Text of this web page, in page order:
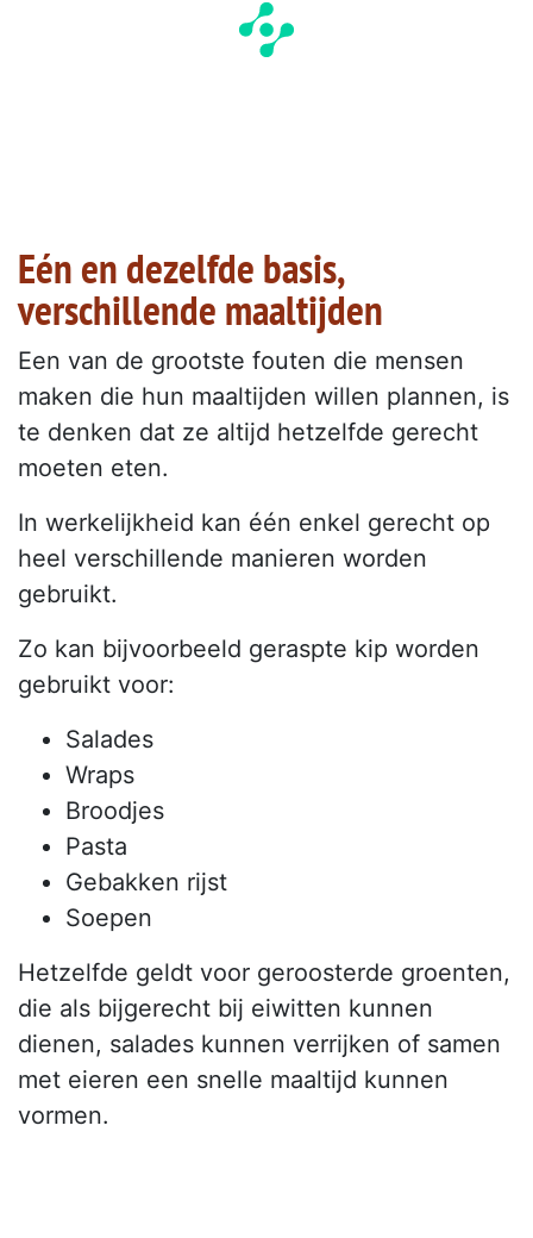
Eén en dezelfde basis,
verschillende maaltijden
Een van de grootste fouten die mensen
maken die hun maaltijden willen plannen, is
te denken dat ze altijd hetzelfde gerecht
moeten eten.
In werkelijkheid kan één enkel gerecht op
heel verschillende manieren worden
gebruikt.
Zo kan bijvoorbeeld geraspte kip worden
gebruikt voor:
Salades
Wraps
Broodjes
Pasta
Gebakken rijst
Soepen
Hetzelfde geldt voor geroosterde groenten,
die als bijgerecht bij eiwitten kunnen
dienen, salades kunnen verrijken of samen
met eieren een snelle maaltijd kunnen
vormen.